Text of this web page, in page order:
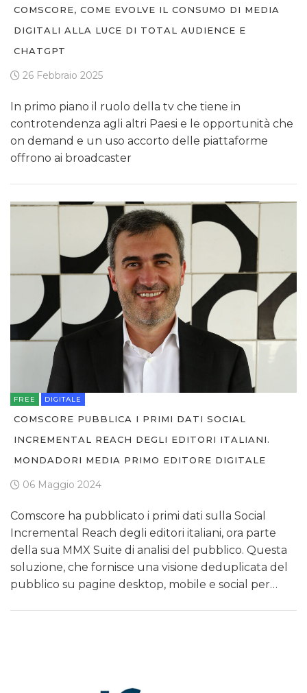
COMSCORE, COME EVOLVE IL CONSUMO DI MEDIA
DIGITALI ALLA LUCE DI TOTAL AUDIENCE E
CHATGPT
26 Febbraio 2025
In primo piano il ruolo della tv che tiene in
controtendenza agli altri Paesi e le opportunità che
on demand e un uso accorto delle piattaforme
offrono ai broadcaster
FREE DIGITALE
COMSCORE PUBBLICA I PRIMI DATI SOCIAL
INCREMENTAL REACH DEGLI EDITORI ITALIANI.
MONDADORI MEDIA PRIMO EDITORE DIGITALE
06 Maggio 2024
Comscore ha pubblicato i primi dati sulla Social
Incremental Reach degli editori italiani, ora parte
della sua MMX Suite di analisi del pubblico. Questa
soluzione, che fornisce una visione deduplicata del
pubblico su pagine desktop, mobile e social per…